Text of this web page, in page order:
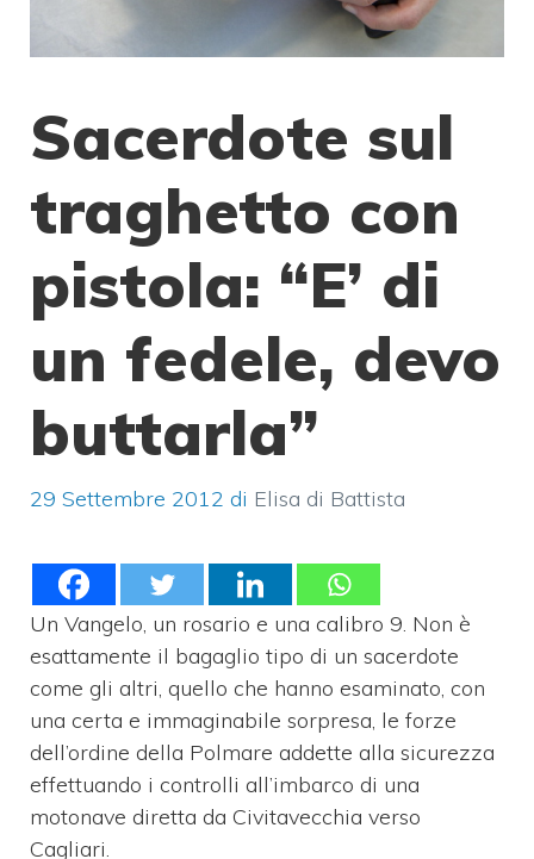
Sacerdote sul
traghetto con
pistola: “E’ di
un fedele, devo
buttarla”
29 Settembre 2012 di Elisa di Battista
Un Vangelo, un rosario e una calibro 9. Non è
esattamente il bagaglio tipo di un sacerdote
come gli altri, quello che hanno esaminato, con
una certa e immaginabile sorpresa, le forze
dell’ordine della Polmare addette alla sicurezza
effettuando i controlli all’imbarco di una
motonave diretta da Civitavecchia verso
Cagliari.